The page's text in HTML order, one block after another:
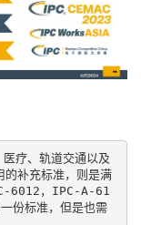
疗、轨道交通以及
的补充标准，则是满
6012，IPC-A-61
份标准，但是也需